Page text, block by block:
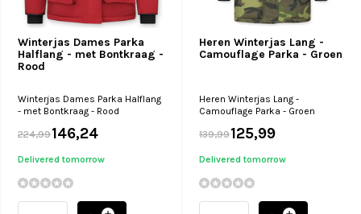
Winterjas Dames Parka
Halflang - met Bontkraag -
Rood
Winterjas Dames Parka Halflang
- met Bontkraag - Rood
224,99146,24
Delivered tomorrow
Heren Winterjas Lang -
Camouflage Parka - Groen
Heren Winterjas Lang -
Camouflage Parka - Groen
139,99125,99
Delivered tomorrow